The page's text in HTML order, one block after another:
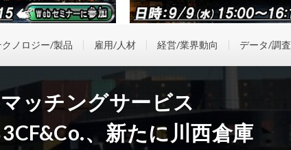
クノロジー/製品 雇用/人材 経営/業界動向 データ/調査
ッチングサービス
、新たに川西倉庫